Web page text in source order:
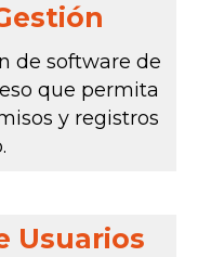
de software de
que permita
y registros
Usuarios